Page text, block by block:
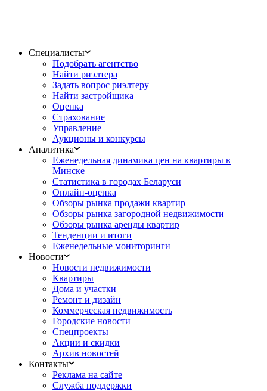
Специалисты
Подобрать агентство
Найти риэлтера
Задать вопрос риэлтеру
Найти застройщика
Оценка
Страхование
Управление
Аукционы и конкурсы
Аналитика
Еженедельная динамика цен на квартиры в
Минске
Статистика в городах Беларуси
Онлайн-оценка
Обзоры рынка продажи квартир
Обзоры рынка загородной недвижимости
Обзоры рынка аренды квартир
Тенденции и итоги
Еженедельные мониторинги
Новости
Новости недвижимости
Квартиры
Дома и участки
Ремонт и дизайн
Коммерческая недвижимость
Городские новости
Спецпроекты
Акции и скидки
Архив новостей
Контакты
Реклама на сайте
Служба поддержки